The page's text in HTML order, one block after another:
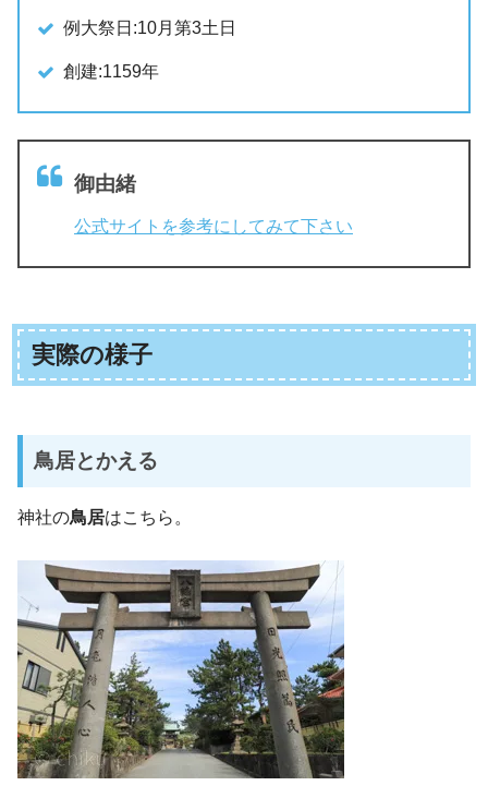
例大祭日:10月第3土日
創建:1159年
御由緒
公式サイトを参考にしてみて下さい
実際の様子
鳥居とかえる
神社の鳥居はこちら。